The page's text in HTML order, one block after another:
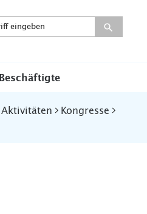
Beschäftigte
Aktivitäten
Kongresse